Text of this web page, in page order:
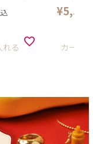
れる
¥5,500
カート